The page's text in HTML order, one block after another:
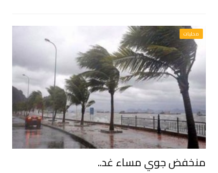
محليات
منخفض جوي مساء غد..